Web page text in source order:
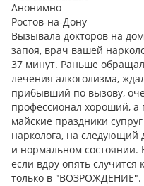
Анонимно
Ростов-на-Дону
Вызывала докторов на
запоя, врач вашей
37 минут. Раньше
лечения алкоголизма,
прибывший по вызову,
профессионал хороший, а
майские праздники
нарколога, на следующий
и нормальном
если вдру опять случится
только в "ВОЗРОЖДЕНИЕ".